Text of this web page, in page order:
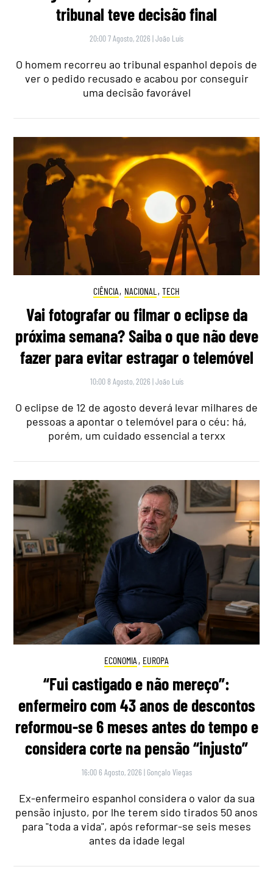
tribunal teve decisão final
20:00 7 Agosto, 2026 |João Luís
O homem recorreu ao tribunal espanhol depois de
ver o pedido recusado e acabou por conseguir
uma decisão favorável
CIÊNCIA, NACIONAL , TECH
Vai fotografar ou filmar o eclipse da
próxima semana? Saiba o que não deve
fazer para evitar estragar o telemóvel
10:00 8 Agosto, 2026 |João Luís
O eclipse de 12 de agosto deverá levar milhares de
pessoas a apontar o telemóvel para o céu: há,
porém, um cuidado essencial a terxx
ECONOMIA , EUROPA
“Fui castigado e não mereço”:
enfermeiro com 43 anos de descontos
reformou-se 6 meses antes do tempo e
considera corte na pensão “injusto”
16:00 6 Agosto, 2026 | Gonçalo Viegas
Ex-enfermeiro espanhol considera o valor da sua
pensão injusto, por lhe terem sido tirados 50 anos
para "toda a vida", após reformar-se seis meses
antes da idade legal